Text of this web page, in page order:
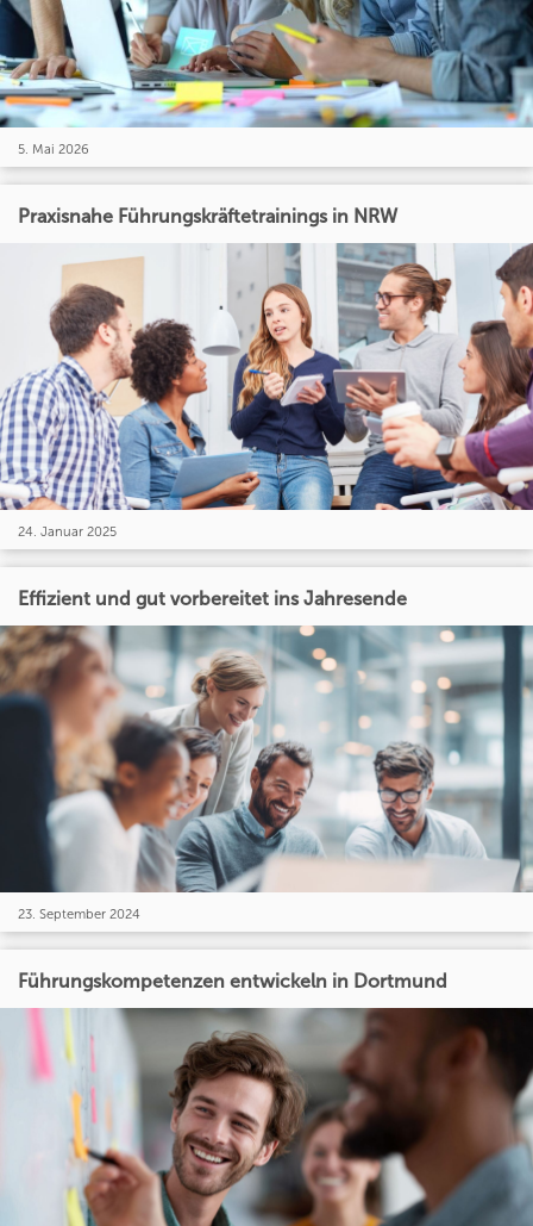
5. Mai 2026
Praxisnahe Führungskräftetrainings in NRW
24. Januar 2025
Effizient und gut vorbereitet ins Jahresende
23. September 2024
Führungskompetenzen entwickeln in Dortmund